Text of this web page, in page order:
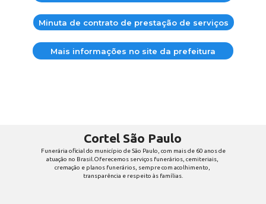
Minuta de contrato de prestação de serviços
Mais informações no site da prefeitura
Cortel São Paulo
Funerária oficial do município de São Paulo, com mais de 60 anos de
atuação no Brasil.Oferecemos serviços funerários, cemiteriais,
cremação e planos funerários, sempre com acolhimento,
transparência e respeito às famílias.